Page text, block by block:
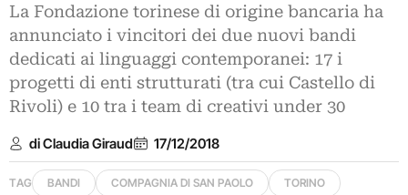
La Fondazione torinese di origine bancaria ha
annunciato i vincitori dei due nuovi bandi
dedicati ai linguaggi contemporanei: 17 i
progetti di enti strutturati (tra cui Castello di
Rivoli) e 10 tra i team di creativi under 30
di Claudia Giraud 17/12/2018
TAG BANDI COMPAGNIA DI SAN PAOLO TORINO